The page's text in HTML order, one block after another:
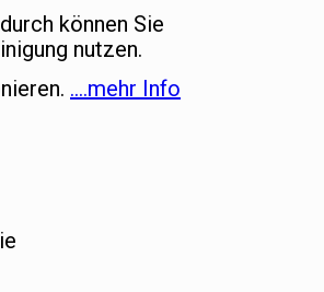
können Sie
nutzen.
….mehr Info